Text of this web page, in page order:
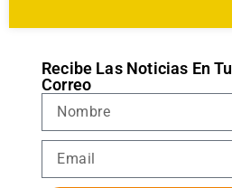
Recibe Las Noticias En Tu
Correo